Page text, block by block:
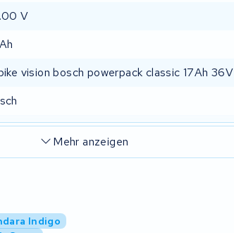
V
vision bosch powerpack classic 17Ah 36V
Mehr anzeigen
Indigo